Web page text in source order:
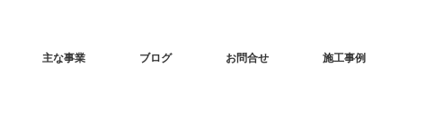
主な事業 ブログ お問合せ 施工事例